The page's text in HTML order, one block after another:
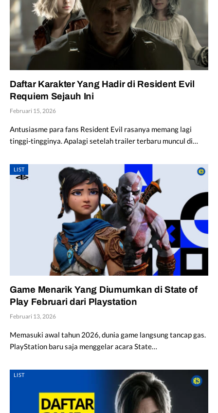
Daftar Karakter Yang Hadir di Resident Evil
Requiem Sejauh Ini
Februari 15, 2026
Antusiasme para fans Resident Evil rasanya memang lagi
tinggi-tingginya. Apalagi setelah trailer terbaru muncul di…
LIST
Game Menarik Yang Diumumkan di State of
Play Februari dari Playstation
Februari 13, 2026
Memasuki awal tahun 2026, dunia game langsung tancap gas.
PlayStation baru saja menggelar acara State…
LIST